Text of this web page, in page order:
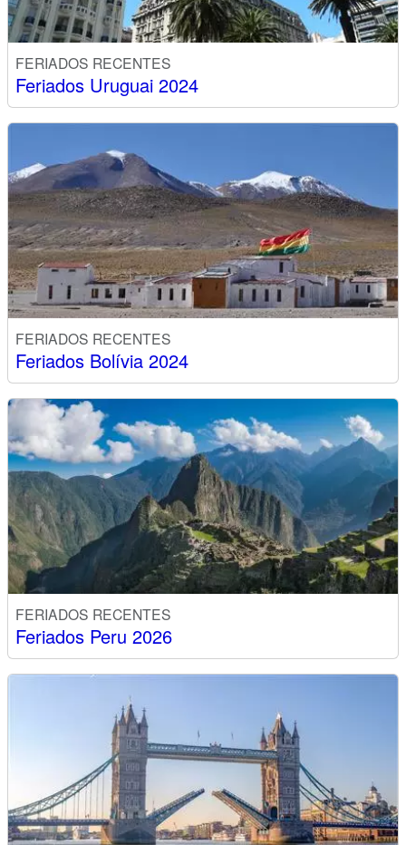
FERIADOS RECENTES
Feriados Uruguai 2024
FERIADOS RECENTES
Feriados Bolívia 2024
FERIADOS RECENTES
Feriados Peru 2026